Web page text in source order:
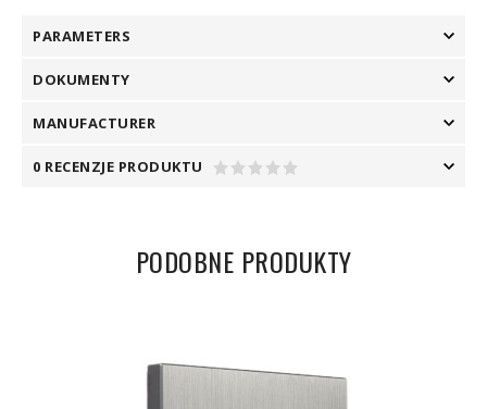
PARAMETERS
DOKUMENTY
MANUFACTURER
0 RECENZJE PRODUKTU
PODOBNE PRODUKTY